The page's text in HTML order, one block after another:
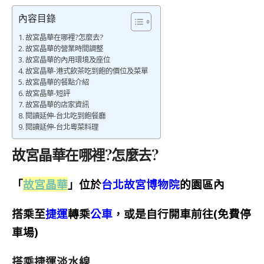
內容目錄
故宮晶華在哪裡?怎麼去?
故宮晶華的營業時間調整
故宮晶華的內用環境及座位
故宮晶華-港式飲茶吃到飽的價位及菜單
故宮晶華的餐點介紹
故宮晶華-短評
故宮晶華的店家資訊
閱讀延伸-台北吃到飽餐廳
閱讀延伸-台北粵菜料理
故宮晶華在哪裡?怎麼去?
「故宮晶華 」 位於台北故宮博物院的園區內
搭乘至捷運轉乘公車 ，或是自行開車前往(免費停
車場)